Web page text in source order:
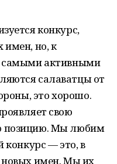
конкурс,
имен, но, к
самыми активными
салаватцы от
это хорошо.
свою
позицию. Мы любим
конкурс — это, в
новых имен. Мы их